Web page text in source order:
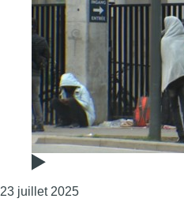
23 juillet 2025Consulter l'article